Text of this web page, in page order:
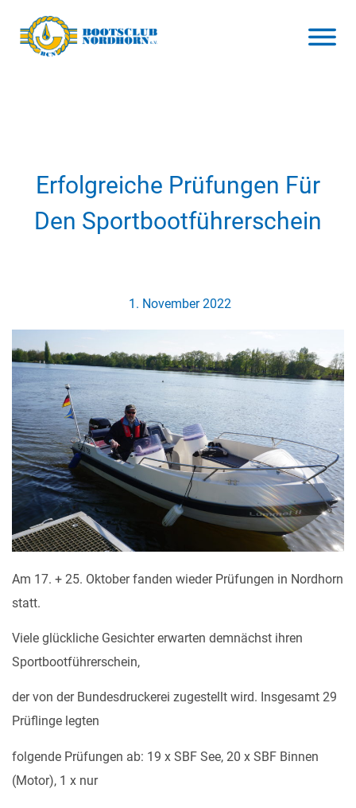
Erfolgreiche Prüfungen Für
Den Sportbootführerschein
1. November 2022
Am 17. + 25. Oktober fanden wieder Prüfungen in Nordhorn
statt.
Viele glückliche Gesichter erwarten demnächst ihren
Sportbootführerschein,
der von der Bundesdruckerei zugestellt wird. Insgesamt 29
Prüflinge legten
folgende Prüfungen ab: 19 x SBF See, 20 x SBF Binnen
(Motor), 1 x nur